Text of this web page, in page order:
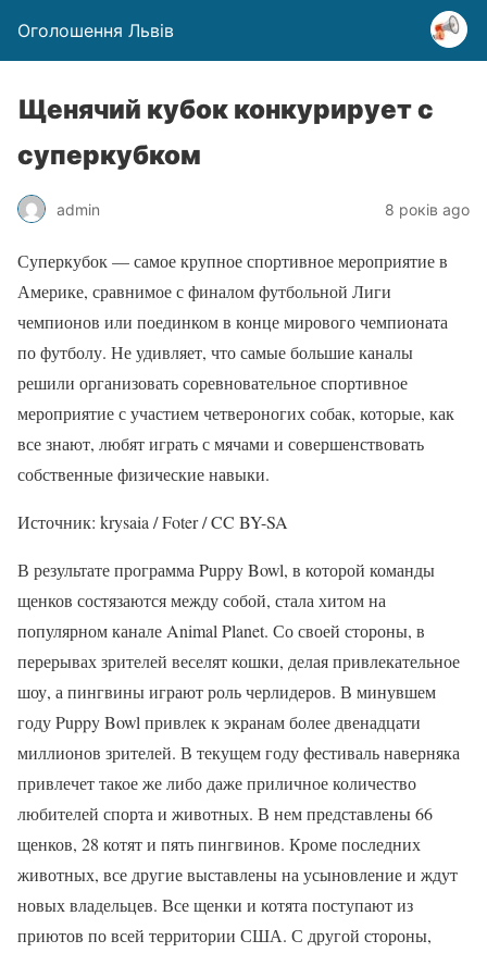
Оголошення Львів
Щенячий кубок конкурирует с
суперкубком
admin 8 років ago
Суперкубок — самое крупное спортивное мероприятие в
Америке, сравнимое с финалом футбольной Лиги
чемпионов или поединком в конце мирового чемпионата
по футболу. Не удивляет, что самые большие каналы
решили организовать соревновательное спортивное
мероприятие с участием четвероногих собак, которые, как
все знают, любят играть с мячами и совершенствовать
собственные физические навыки.
Источник: krysaia / Foter / CC BY-SA
В результате программа Puppy Bowl, в которой команды
щенков состязаются между собой, стала хитом на
популярном канале Animal Planet. Со своей стороны, в
перерывах зрителей веселят кошки, делая привлекательное
шоу, а пингвины играют роль черлидеров. В минувшем
году Puppy Bowl привлек к экранам более двенадцати
миллионов зрителей. В текущем году фестиваль наверняка
привлечет такое же либо даже приличное количество
любителей спорта и животных. В нем представлены 66
щенков, 28 котят и пять пингвинов. Кроме последних
животных, все другие выставлены на усыновление и ждут
новых владельцев. Все щенки и котята поступают из
приютов по всей территории США. С другой стороны,